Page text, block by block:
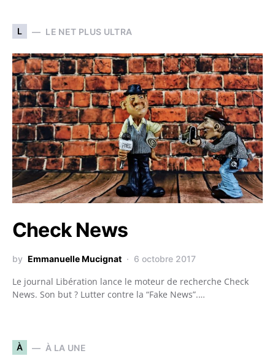
L LE NET PLUS ULTRA
Check News
by Emmanuelle Mucignat 6 octobre 2017
Le journal Libération lance le moteur de recherche Check
News. Son but ? Lutter contre la “Fake News”.…
À À LA UNE